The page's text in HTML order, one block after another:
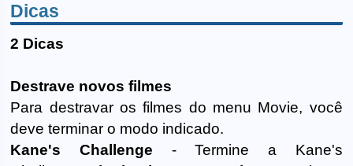
Dicas
2 Dicas
Destrave novos filmes
Para destravar os filmes do menu Movie, você
deve terminar o modo indicado.
Kane's Challenge - Termine a Kane's